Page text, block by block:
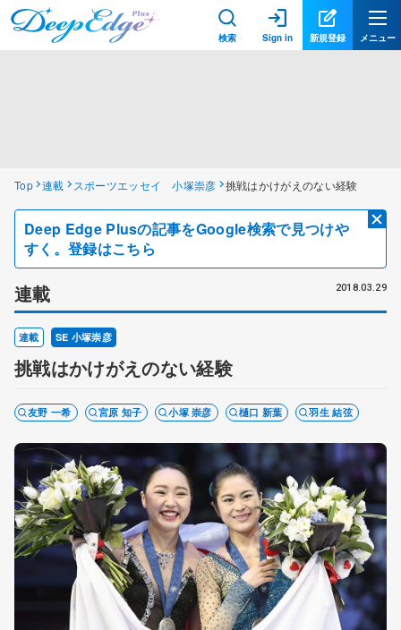
検索 Sign in 新規登録 メニュー
Top 連載 スポーツエッセイ 小塚崇彦 挑戦はかけがえのない経験
Deep Edge Plusの記事をGoogle検索で見つけや
すく。登録はこちら
連載 2018.03.29
連載 SE 小塚崇彦
挑戦はかけがえのない経験
友野 一希 宮原 知子 小塚 崇彦 樋口 新葉 羽生 結弦